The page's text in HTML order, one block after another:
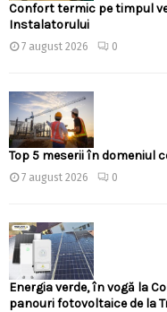
Confort termic pe timpul
Instalatorului
7 august 2026 0
Top 5 meserii în domeniul
7 august 2026 0
Energia verde, în vogă la
panouri fotovoltaice de la